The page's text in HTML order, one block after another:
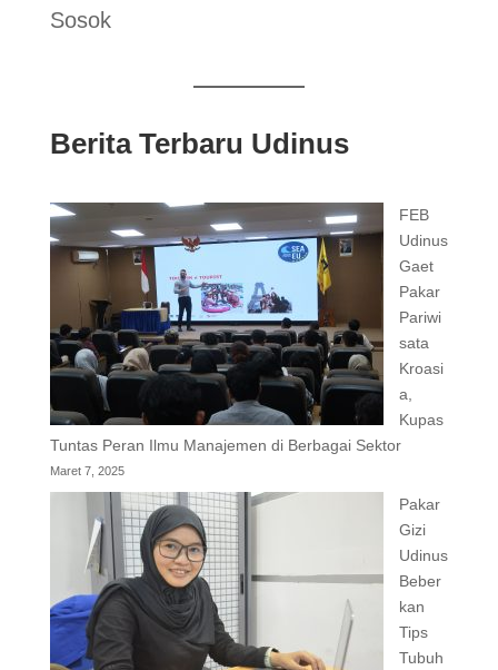
Sosok
Berita Terbaru Udinus
FEB
Udinus
Gaet
Pakar
Pariwi
sata
Kroasi
a,
Kupas
Tuntas Peran Ilmu Manajemen di Berbagai Sektor
Maret 7, 2025
Pakar
Gizi
Udinus
Beber
kan
Tips
Tubuh